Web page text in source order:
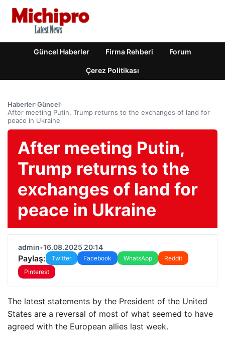
Güncel Haberler Firma Rehberi Forum
Çerez Politikası
Haberler›Güncel›
After meeting Putin, Trump returns to the exchanges of land for
peace in Ukraine
After meeting Putin,
Trump returns to the
exchanges of land for
peace in Ukraine
admin•16.08.2025 20:14
Paylaş: Twitter Facebook WhatsApp
Reddit
Pinterest
The latest statements by the President of the United
States are a reversal of most of what seemed to have
agreed with the European allies last week.